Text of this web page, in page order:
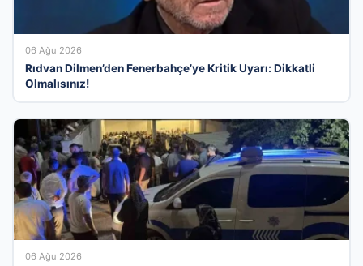
06 Ağu 2026
Rıdvan Dilmen’den Fenerbahçe’ye Kritik Uyarı: Dikkatli
Olmalısınız!
06 Ağu 2026